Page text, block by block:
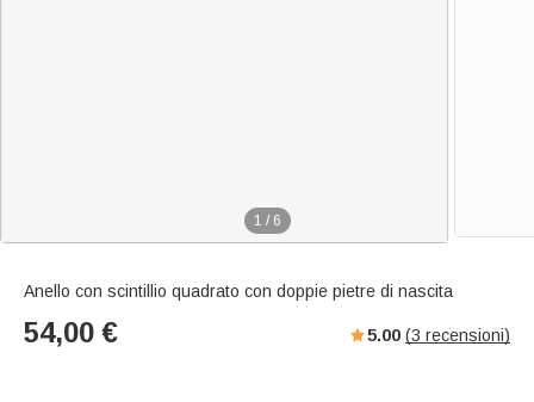
1 / 6
Anello con scintillio quadrato con doppie pietre di nascita
54,00 € 5.00 (3 recensioni)